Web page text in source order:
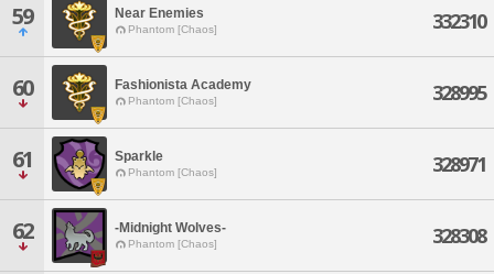
59 Near Enemies
Phantom [Chaos] 332310
60 Fashionista Academy
Phantom [Chaos] 328995
61 Sparkle
Phantom [Chaos] 328971
62 -Midnight Wolves-
Phantom [Chaos] 328308